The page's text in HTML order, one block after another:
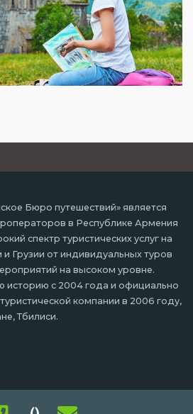
Бюро путешествий» является
в Республике Армения
спектр туристических услуг на
Грузии от индивидуальных туров
на высоком уровне.
историю с 2004 года и официально
компании в 2006 году,
Тбилиси.